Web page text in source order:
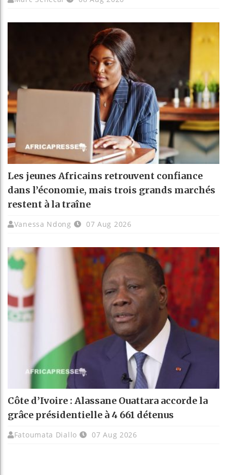
Les jeunes Africains retrouvent confiance
dans l’économie, mais trois grands marchés
restent à la traîne
Vanessa Ndong 07 Aug 2026
Côte d’Ivoire : Alassane Ouattara accorde la
grâce présidentielle à 4 661 détenus
Fatoumata Diallo 07 Aug 2026